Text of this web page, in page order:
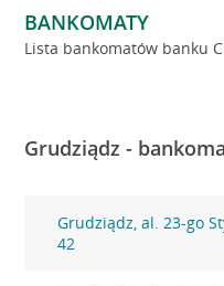
BANKOMATY
Lista bankomatów banku
Grudziądz -
Grudziądz, al. 23-go
42